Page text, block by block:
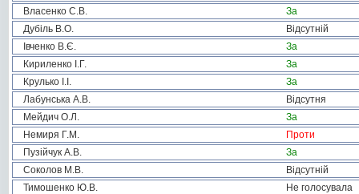
Власенко С.В.
За
Дубіль В.О.
Відсутній
Івченко В.Є.
За
Кириленко І.Г.
За
Крулько І.І.
За
Лабунська А.В.
Відсутня
Мейдич О.Л.
За
Немиря Г.М.
Проти
Пузійчук А.В.
За
Соколов М.В.
Відсутній
Тимошенко Ю.В.
Не голосувала